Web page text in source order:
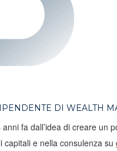
DI WEALTH
fa dall’idea di creare un
capitali e nella consulenza